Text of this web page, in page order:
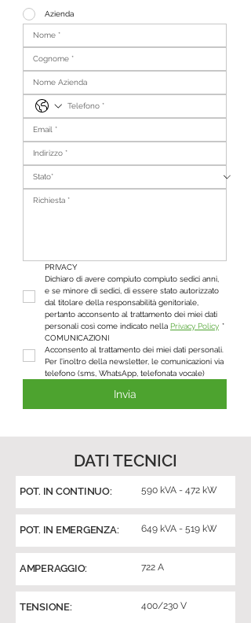
Azienda
PRIVACY
Dichiaro di avere compiuto compiuto sedici anni,
e se minore di sedici, di essere stato autorizzato
dal titolare della responsabilità genitoriale,
pertanto acconsento al trattamento dei miei dati
personali così come indicato nella Privacy Policy *
COMUNICAZIONI
Acconsento al trattamento dei miei dati personali.
Per l’inoltro della newsletter, le comunicazioni via
telefono (sms, WhatsApp, telefonata vocale)
Invia
DATI TECNICI
POT. IN CONTINUO: 590 kVA - 472 kW
POT. IN EMERGENZA: 649 kVA - 519 kW
AMPERAGGIO: 722 A
TENSIONE: 400/230 V